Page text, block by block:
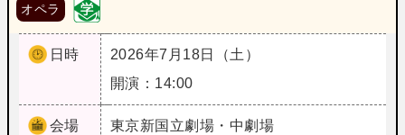
オペラ
日時
2026年7月18日（土）
開演：14:00
会場 東京新国立劇場・中劇場